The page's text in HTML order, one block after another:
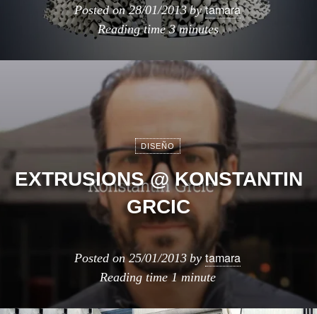
Posted on28/01/2013 bytamara
Reading time3 minutes
DISEÑO
EXTRUSIONS @ KONSTANTIN
GRCIC
Posted on25/01/2013 bytamara
Reading time1 minute